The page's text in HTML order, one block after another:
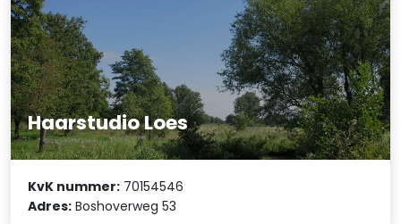
Haarstudio Loes
KvK nummer: 70154546
Adres: Boshoverweg 53